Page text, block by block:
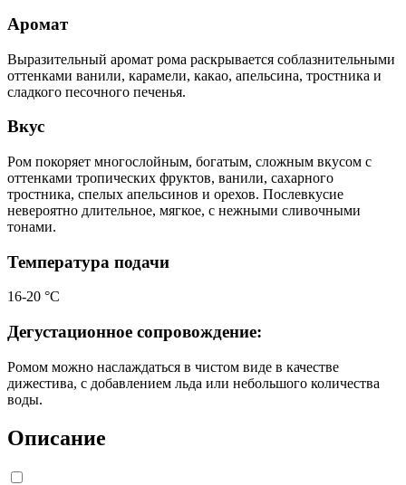
Аромат
Выразительный аромат рома раскрывается соблазнительными
оттенками ванили, карамели, какао, апельсина, тростника и
сладкого песочного печенья.
Вкус
Ром покоряет многослойным, богатым, сложным вкусом с
оттенками тропических фруктов, ванили, сахарного
тростника, спелых апельсинов и орехов. Послевкусие
невероятно длительное, мягкое, с нежными сливочными
тонами.
Температура подачи
16-20 °С
Дегустационное сопровождение:
Ромом можно наслаждаться в чистом виде в качестве
дижестива, с добавлением льда или небольшого количества
воды.
Описание